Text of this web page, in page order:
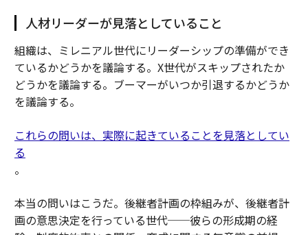
人材リーダーが見落としていること
組織は、ミレニアル世代にリーダーシップの準備ができ
ているかどうかを議論する。X世代がスキップされたか
どうかを議論する。ブーマーがいつか引退するかどうか
を議論する。
これらの問いは、実際に起きていることを見落としてい
る
。
本当の問いはこうだ。後継者計画の枠組みが、後継者計
画の意思決定を行っている世代──彼らの形成期の経